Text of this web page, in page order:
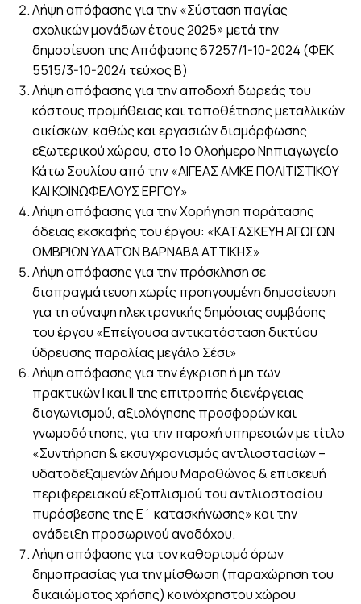
Λήψη απόφασης για την «Σύσταση παγίας
σχολικών μονάδων έτους 2025» μετά την
δημοσίευση της Απόφασης 67257/1-10-2024 (ΦΕΚ
5515/3-10-2024 τεύχος Β)
Λήψη απόφασης για την αποδοχή δωρεάς του
κόστους προμήθειας και τοποθέτησης μεταλλικών
οικίσκων, καθώς και εργασιών διαμόρφωσης
εξωτερικού χώρου, στο 1ο Ολοήμερο Νηπιαγωγείο
Κάτω Σουλίου από την «ΑΙΓΕΑΣ ΑΜΚΕ ΠΟΛΙΤΙΣΤΙΚΟΥ
ΚΑΙ ΚΟΙΝΩΦΕΛΟΥΣ ΕΡΓΟΥ»
Λήψη απόφασης για την Χορήγηση παράτασης
άδειας εκσκαφής του έργου: «ΚΑΤΑΣΚΕΥΗ ΑΓΩΓΩΝ
ΟΜΒΡΙΩΝ ΥΔΑΤΩΝ ΒΑΡΝΑΒΑ ΑΤΤΙΚΗΣ»
Λήψη απόφασης για την πρόσκληση σε
διαπραγμάτευση χωρίς προηγουμένη δημοσίευση
για τη σύναψη ηλεκτρονικής δημόσιας συμβάσης
του έργου «Επείγουσα αντικατάσταση δικτύου
ύδρευσης παραλίας μεγάλο Σέσι»
Λήψη απόφασης για την έγκριση ή μη των
πρακτικών Ι και ΙΙ της επιτροπής διενέργειας
διαγωνισμού, αξιολόγησης προσφορών και
γνωμοδότησης, για την παροχή υπηρεσιών με τίτλο
«Συντήρηση & εκσυγχρονισμός αντλιοστασίων –
υδατοδεξαμενών Δήμου Μαραθώνος & επισκευή
περιφερειακού εξοπλισμού του αντλιοστασίου
πυρόσβεσης της Ε΄ κατασκήνωσης» και την
ανάδειξη προσωρινού αναδόχου.
Λήψη απόφασης για τον καθορισμό όρων
δημοπρασίας για την μίσθωση (παραχώρηση του
δικαιώματος χρήσης) κοινόχρηστου χώρου